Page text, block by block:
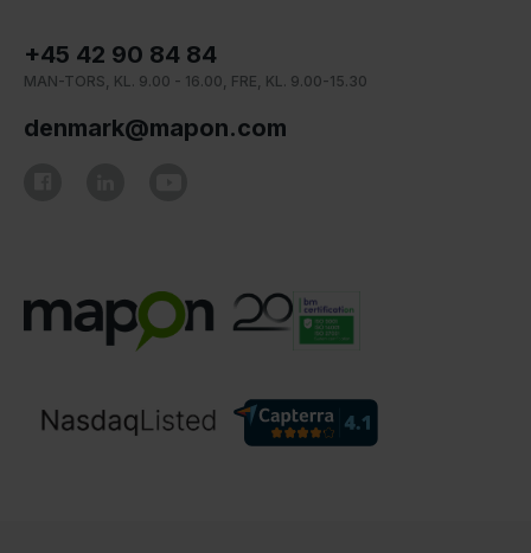
+45 42 90 84 84
MAN-TORS, KL. 9.00 - 16.00, FRE, KL. 9.00-15.30
denmark@mapon.com